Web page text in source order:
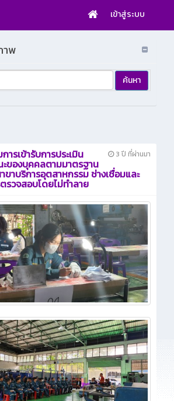
เข้าสู่ระบบ
าพ
3 ปี ที่ผ่านมา
ารเข้ารับการประเมิน
ะของบุคคลตามมาตรฐาน
ขาบริการอุตสาหกรรม ช่างเชื่อมและ
รวจสอบโดยไม่ทำลาย